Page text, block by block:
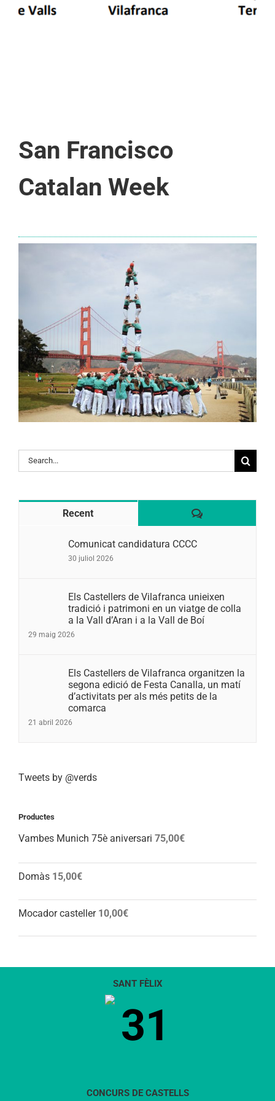
San Francisco
Catalan Week
Search
for:
Recent Comentaris
Comunicat candidatura CCCC
30 juliol 2026
Els Castellers de Vilafranca unieixen
tradició i patrimoni en un viatge de colla
a la Vall d’Aran i a la Vall de Boí
29 maig 2026
Els Castellers de Vilafranca organitzen la
segona edició de Festa Canalla, un matí
d’activitats per als més petits de la
comarca
21 abril 2026
Tweets by @verds
Productes
Vambes Munich 75è aniversari 75,00€
Domàs 15,00€
Mocador casteller 10,00€
SANT FÈLIX
31
CONCURS DE CASTELLS